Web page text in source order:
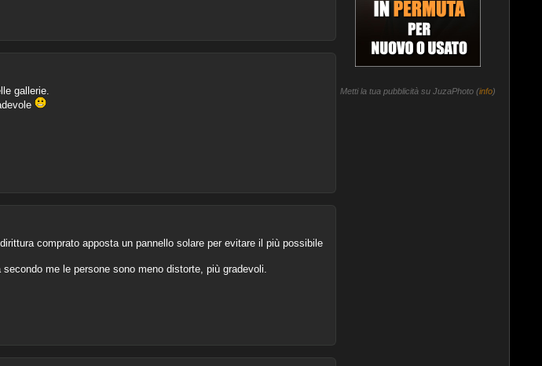
gallerie.
comprato apposta un pannello solare per evitare il più possibile
me le persone sono meno distorte, più gradevoli.
Metti la tua pubblicità su JuzaPhoto (info)